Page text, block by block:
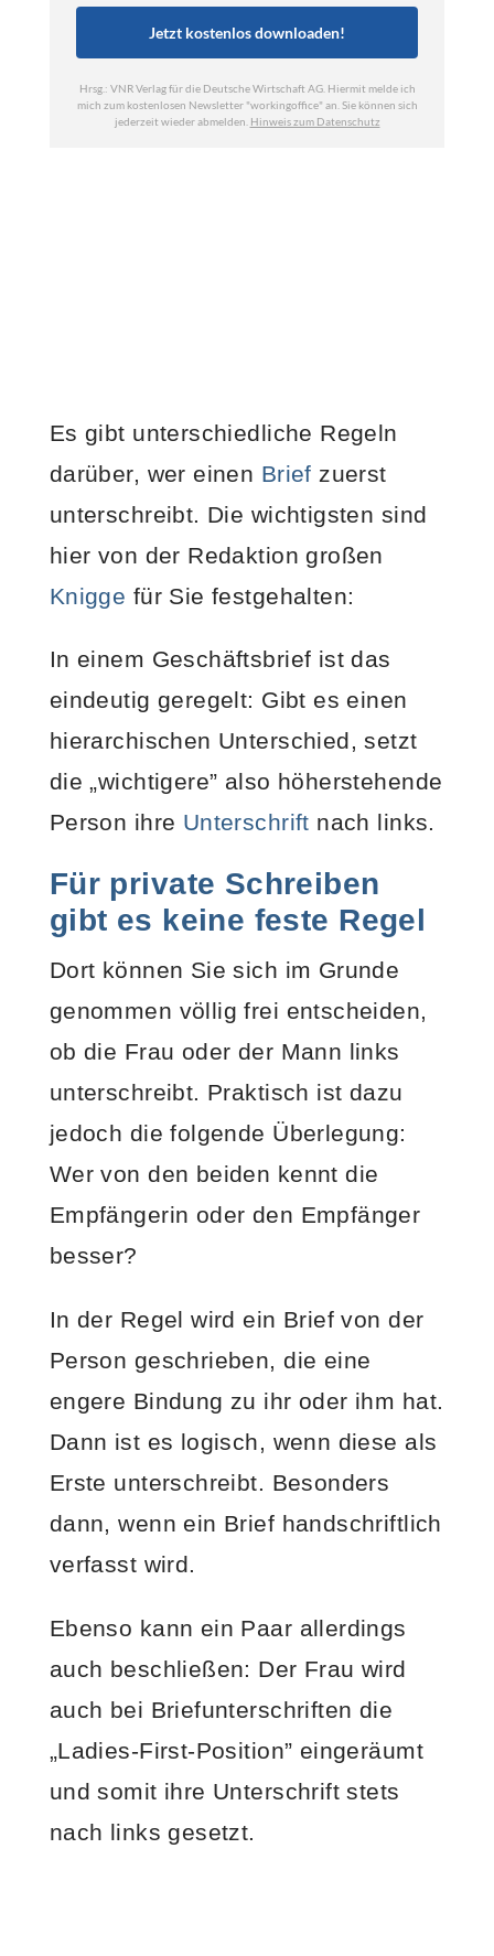
Es gibt unterschiedliche Regeln
darüber, wer einen Brief zuerst
unterschreibt. Die wichtigsten sind
hier von der Redaktion großen
Knigge für Sie festgehalten:
In einem Geschäftsbrief ist das
eindeutig geregelt: Gibt es einen
hierarchischen Unterschied, setzt
die „wichtigere” also höherstehende
Person ihre Unterschrift nach links.
Für private Schreiben
gibt es keine feste Regel
Dort können Sie sich im Grunde
genommen völlig frei entscheiden,
ob die Frau oder der Mann links
unterschreibt. Praktisch ist dazu
jedoch die folgende Überlegung:
Wer von den beiden kennt die
Empfängerin oder den Empfänger
besser?
In der Regel wird ein Brief von der
Person geschrieben, die eine
engere Bindung zu ihr oder ihm hat.
Dann ist es logisch, wenn diese als
Erste unterschreibt. Besonders
dann, wenn ein Brief handschriftlich
verfasst wird.
Ebenso kann ein Paar allerdings
auch beschließen: Der Frau wird
auch bei Briefunterschriften die
„Ladies-First-Position” eingeräumt
und somit ihre Unterschrift stets
nach links gesetzt.